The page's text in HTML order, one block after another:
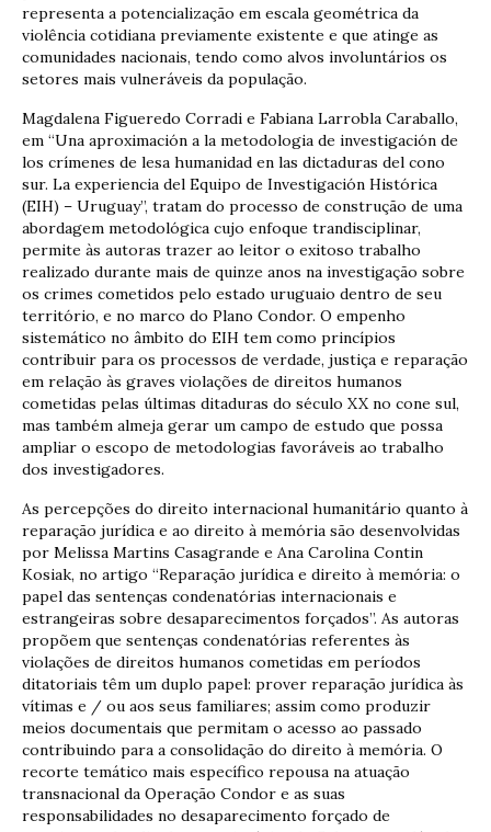
representa a potencialização em escala geométrica da
violência cotidiana previamente existente e que atinge as
comunidades nacionais, tendo como alvos involuntários os
setores mais vulneráveis da população.
Magdalena Figueredo Corradi e Fabiana Larrobla Caraballo,
em “Una aproximación a la metodologia de investigación de
los crímenes de lesa humanidad en las dictaduras del cono
sur. La experiencia del Equipo de Investigación Histórica
(EIH) – Uruguay”, tratam do processo de construção de uma
abordagem metodológica cujo enfoque trandisciplinar,
permite às autoras trazer ao leitor o exitoso trabalho
realizado durante mais de quinze anos na investigação sobre
os crimes cometidos pelo estado uruguaio dentro de seu
território, e no marco do Plano Condor. O empenho
sistemático no âmbito do EIH tem como princípios
contribuir para os processos de verdade, justiça e reparação
em relação às graves violações de direitos humanos
cometidas pelas últimas ditaduras do século XX no cone sul,
mas também almeja gerar um campo de estudo que possa
ampliar o escopo de metodologias favoráveis ao trabalho
dos investigadores.
As percepções do direito internacional humanitário quanto à
reparação jurídica e ao direito à memória são desenvolvidas
por Melissa Martins Casagrande e Ana Carolina Contin
Kosiak, no artigo “Reparação jurídica e direito à memória: o
papel das sentenças condenatórias internacionais e
estrangeiras sobre desaparecimentos forçados”. As autoras
propõem que sentenças condenatórias referentes às
violações de direitos humanos cometidas em períodos
ditatoriais têm um duplo papel: prover reparação jurídica às
vítimas e / ou aos seus familiares; assim como produzir
meios documentais que permitam o acesso ao passado
contribuindo para a consolidação do direito à memória. O
recorte temático mais específico repousa na atuação
transnacional da Operação Condor e as suas
responsabilidades no desaparecimento forçado de